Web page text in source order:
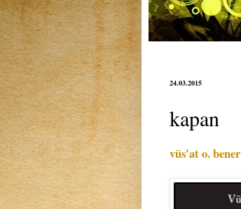
24.03.2015
kapan
vüs'at o. bener